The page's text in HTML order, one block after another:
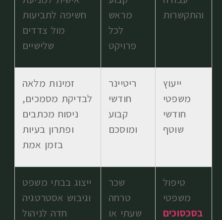
והתקשרות
מראש
לכל
פרויקט
חשיפה לתביעות
מול צדדים
שלישיים
ייעוץ
משפטי
חודשי
שוטף
ריטיינר
חודשי
קבוע
ומוסכם
זמינות מלאה
לבדיקת מסמכים,
ניסוח מכתבים
ופתרון בעיות
בזמן אמת
טיפול
משפטי
בסכסוכים
שכר
טרחה
שעתי או
ייצוג בבתי משפט
וגיבוש אסטרטגיה
חדה לניהול